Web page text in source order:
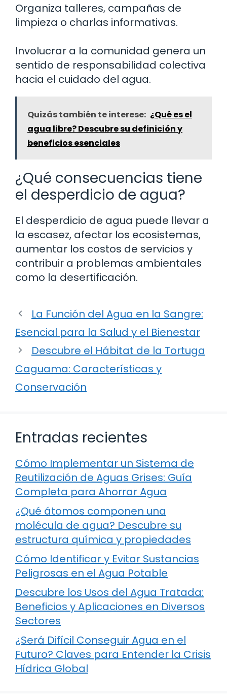
Organiza talleres, campañas de
limpieza o charlas informativas.
Involucrar a la comunidad genera un
sentido de responsabilidad colectiva
hacia el cuidado del agua.
Quizás también te interese: ¿Qué es el
agua libre? Descubre su definición y
beneficios esenciales
¿Qué consecuencias tiene
el desperdicio de agua?
El desperdicio de agua puede llevar a
la escasez, afectar los ecosistemas,
aumentar los costos de servicios y
contribuir a problemas ambientales
como la desertificación.
La Función del Agua en la Sangre:
Esencial para la Salud y el Bienestar
Descubre el Hábitat de la Tortuga
Caguama: Características y
Conservación
Entradas recientes
Cómo Implementar un Sistema de
Reutilización de Aguas Grises: Guía
Completa para Ahorrar Agua
¿Qué átomos componen una
molécula de agua? Descubre su
estructura química y propiedades
Cómo Identificar y Evitar Sustancias
Peligrosas en el Agua Potable
Descubre los Usos del Agua Tratada:
Beneficios y Aplicaciones en Diversos
Sectores
¿Será Difícil Conseguir Agua en el
Futuro? Claves para Entender la Crisis
Hídrica Global